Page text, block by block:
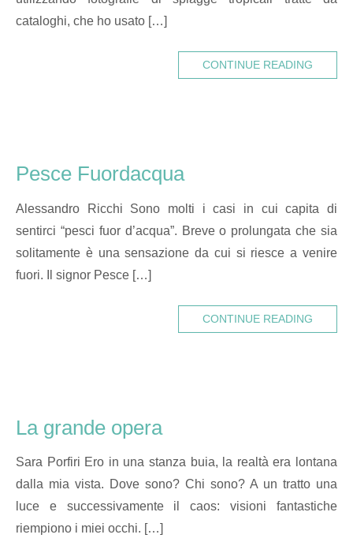
cataloghi, che ho usato […]
CONTINUE READING
Pesce Fuordacqua
Alessandro Ricchi Sono molti i casi in cui capita di
sentirci “pesci fuor d’acqua”. Breve o prolungata che sia
solitamente è una sensazione da cui si riesce a venire
fuori. Il signor Pesce […]
CONTINUE READING
La grande opera
Sara Porfiri Ero in una stanza buia, la realtà era lontana
dalla mia vista. Dove sono? Chi sono? A un tratto una
luce e successivamente il caos: visioni fantastiche
riempiono i miei occhi. […]